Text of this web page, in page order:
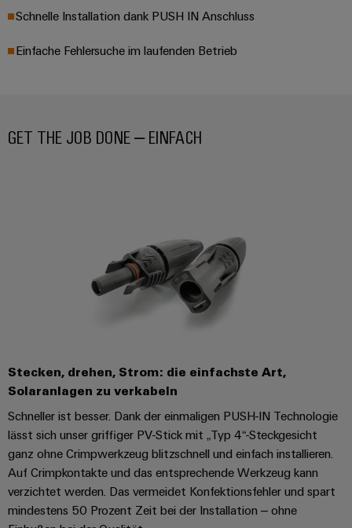
Schnelle Installation dank PUSH IN Anschluss
Einfache Fehlersuche im laufenden Betrieb
GET THE JOB DONE – EINFACH
Stecken, drehen, Strom: die einfachste Art,
Solaranlagen zu verkabeln
Schneller ist besser. Dank der einmaligen PUSH-IN Technologie
lässt sich unser griffiger PV-Stick mit „Typ 4“-Steckgesicht
ganz ohne Crimpwerkzeug blitzschnell und einfach installieren.
Auf Crimpkontakte und das entsprechende Werkzeug kann
verzichtet werden. Das vermeidet Konfektionsfehler und spart
mindestens 50 Prozent Zeit bei der Installation – ohne